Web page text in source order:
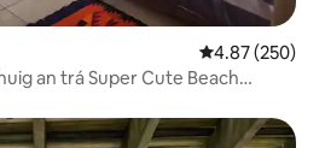
Meánrátáil
4.87 (250)
an trá Super Cute Beach